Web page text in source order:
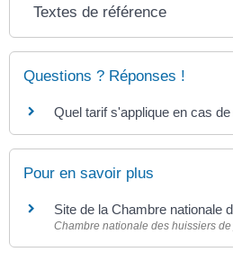
Textes de référence
Questions ? Réponses !
Quel tarif s'applique en cas
Pour en savoir plus
Site de la Chambre nationale
Chambre nationale des huissiers